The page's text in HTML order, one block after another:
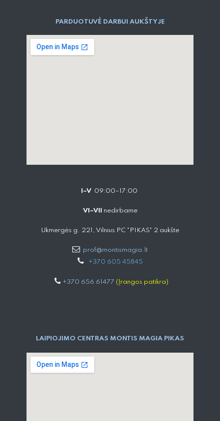
PARDUOTUVĖ DARBUI AUKŠTYJE
I–V 09:00–17:00
VI–VII nedirbame
Ukmergės g. 221, Vilnius PC "PIKAS" 2 aukšte
prof@montismagia.lt
+370 605 4584​5
+370 656 61477 (Įrangos patikra)
LAIPIOJIMO CENTRAS MONTIS MAGIA PIKAS